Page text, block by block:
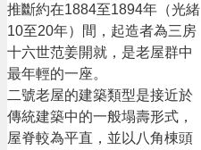
推斷約在1884至1894年（光緒
10至20年）間，起造者為三房
十六世范姜開就，是老屋群中
最年輕的一座。
二號老屋的建築類型是接近於
傳統建築中的一般塌壽形式，
屋脊較為平直，並以八角棟頭